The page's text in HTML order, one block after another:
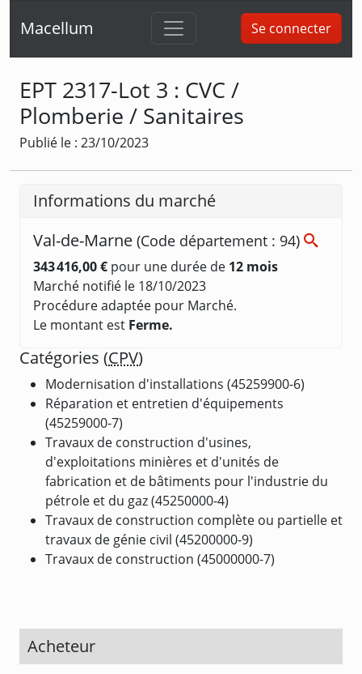
Macellum Se connecter
EPT 2317-Lot 3 : CVC /
Plomberie / Sanitaires
Publié le : 23/10/2023
Informations du marché
Val-de-Marne (Code département : 94)
343 416,00 € pour une durée de 12 mois
Marché notifié le 18/10/2023
Procédure adaptée pour Marché.
Le montant est Ferme.
Catégories (CPV)
Modernisation d'installations (45259900-6)
Réparation et entretien d'équipements
(45259000-7)
Travaux de construction d'usines,
d'exploitations minières et d'unités de
fabrication et de bâtiments pour l'industrie du
pétrole et du gaz (45250000-4)
Travaux de construction complète ou partielle et
travaux de génie civil (45200000-9)
Travaux de construction (45000000-7)
Acheteur